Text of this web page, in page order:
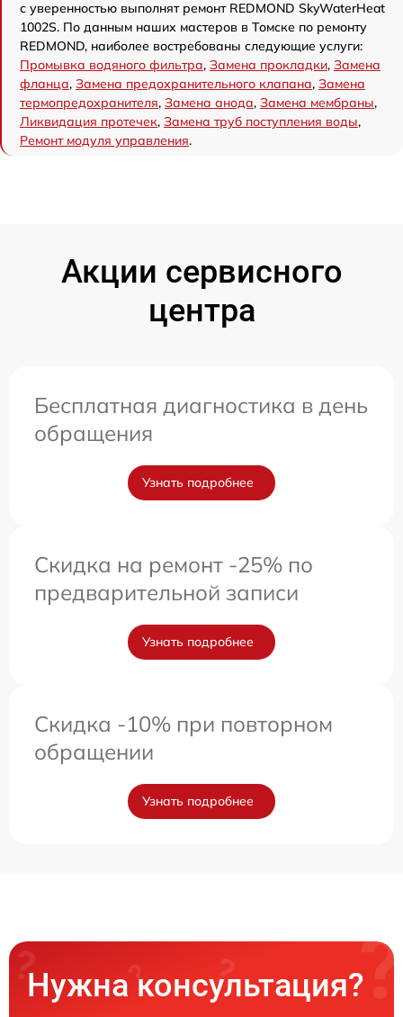
с уверенностью выполнят ремонт REDMOND SkyWaterHeat
1002S. По данным наших мастеров в Томске по ремонту
REDMOND, наиболее востребованы следующие услуги:
Промывка водяного фильтра, Замена прокладки, Замена
фланца, Замена предохранительного клапана, Замена
термопредохранителя, Замена анода, Замена мембраны,
Ликвидация протечек, Замена труб поступления воды,
Ремонт модуля управления.
Акции сервисного
центра
Бесплатная диагностика в день
обращения
Узнать подробнее
Скидка на ремонт -25% по
предварительной записи
Узнать подробнее
Скидка -10% при повторном
обращении
Узнать подробнее
Нужна консультация?